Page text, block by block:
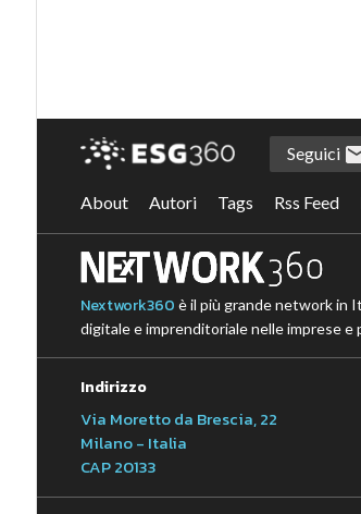
Seguici
About Autori Tags Rss Feed
Nextwork360 è il più grande network in
digitale e imprenditoriale nelle imprese e
Indirizzo
Via Moretto da Brescia, 22
Milano - Italia
CAP 20133